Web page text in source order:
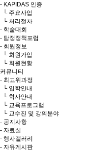
- KAPIDAS 인증
└ 주요사업
└ 처리절차
- 학술대회
- 탐정정책포럼
- 회원정보
└ 회원가입
└ 회원현황
커뮤니티
- 최고위과정
└ 입학안내
└ 학사안내
└ 교육프로그램
└ 교수진 및 강의분야
- 공지사항
- 자료실
- 행사갤러리
- 자유게시판